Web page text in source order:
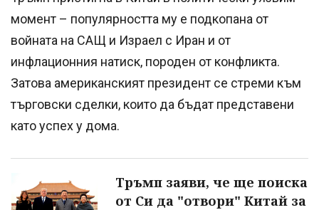
момент – популярността му е подкопана от
войната на САЩ и Израел с Иран и от
инфлационния натиск, породен от конфликта.
Затова американският президент се стреми към
търговски сделки, които да бъдат представени
като успех у дома.
Тръмп заяви, че ще поиска
от Си да "отвори" Китай за